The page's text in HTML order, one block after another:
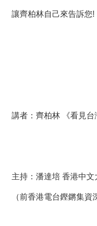
讓齊柏林自己來告訴您!
講者：齊柏林 《看見台
主持：潘達培 香港中
（前香港電台鏗鏘集資